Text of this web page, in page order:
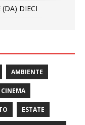
(DA) DIECI
AMBIENTE
CINEMA
ESTATE